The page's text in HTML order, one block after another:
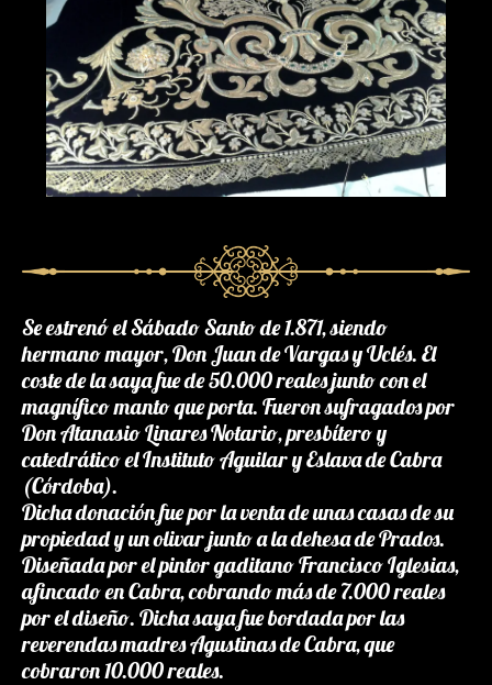
Se estrenó el Sábado Santo de 1.871, siendo
hermano mayor, Don Juan de Vargas y Uclés. El
coste de la saya fue de 50.000 reales junto con el
magnífico manto que porta. Fueron sufragados por
Don Atanasio Linares Notario, presbítero y
catedrático el Instituto Aguilar y Eslava de Cabra
(Córdoba).
Dicha donación fue por la venta de unas casas de su
propiedad y un olivar junto a la dehesa de Prados.
Diseñada por el pintor gaditano Francisco Iglesias,
afincado en Cabra, cobrando más de 7.000 reales
por el diseño. Dicha saya fue bordada por las
reverendas madres Agustinas de Cabra, que
cobraron 10.000 reales.